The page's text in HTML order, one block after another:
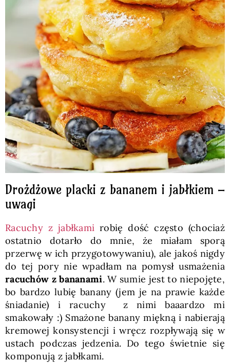
Drożdżowe placki z bananem i jabłkiem –
uwagi
Racuchy z jabłkami robię dość często (chociaż
ostatnio dotarło do mnie, że miałam sporą
przerwę w ich przygotowywaniu), ale jakoś nigdy
do tej pory nie wpadłam na pomysł usmażenia
racuchów z bananami. W sumie jest to niepojęte,
bo bardzo lubię banany (jem je na prawie każde
śniadanie) i racuchy z nimi baaardzo mi
smakowały :) Smażone banany miękną i nabierają
kremowej konsystencji i wręcz rozpływają się w
ustach podczas jedzenia. Do tego świetnie się
komponują z jabłkami.